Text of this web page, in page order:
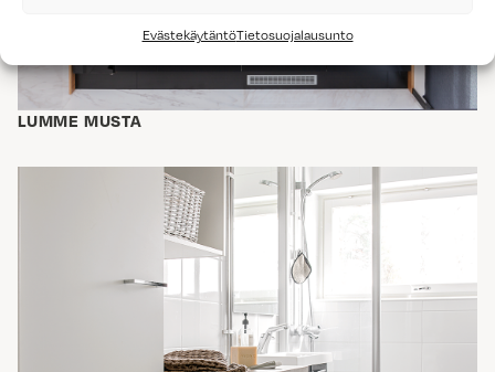
EvästekäytäntöTietosuojalausunto
LUMME MUSTA